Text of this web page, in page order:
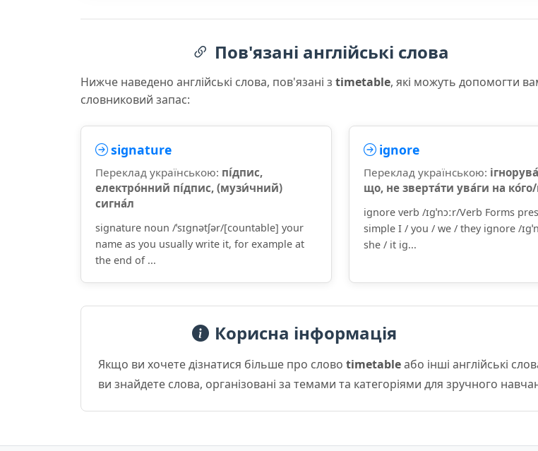
Пов'язані англійські слова
Нижче наведено англійські слова, пов'язані з timetable, які можуть допомогти
словниковий запас:
signature
Переклад українською: пі́дпис,
електро́нний пі́дпис, (музи́чний)
сигна́л
signature noun /ˈsɪɡnətʃər/[countable] your
name as you usually write it, for example at
the end of ...
ignore
Переклад українською:
що, не зверта́ти ува́ги на
ignore verb /ɪɡˈnɔːr/Verb Forms
simple I / you / we / they ignore /
she / it ig...
Корисна інформація
Якщо ви хочете дізнатися більше про слово timetableабо інші англійські
ви знайдете слова, організовані за темами та категоріями для зручного